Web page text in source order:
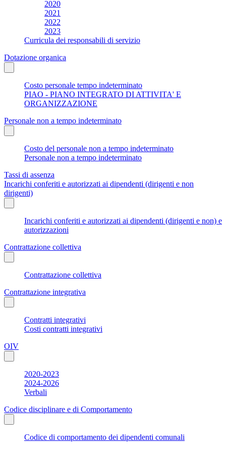
2020
2021
2022
2023
Curricula dei responsabili di servizio
Dotazione organica
Costo personale tempo indeterminato
PIAO - PIANO INTEGRATO DI ATTIVITA' E
ORGANIZZAZIONE
Personale non a tempo indeterminato
Costo del personale non a tempo indeterminato
Personale non a tempo indeterminato
Tassi di assenza
Incarichi conferiti e autorizzati ai dipendenti (dirigenti e non
dirigenti)
Incarichi conferiti e autorizzati ai dipendenti (dirigenti e non) e
autorizzazioni
Contrattazione collettiva
Contrattazione collettiva
Contrattazione integrativa
Contratti integrativi
Costi contratti integrativi
OIV
2020-2023
2024-2026
Verbali
Codice disciplinare e di Comportamento
Codice di comportamento dei dipendenti comunali